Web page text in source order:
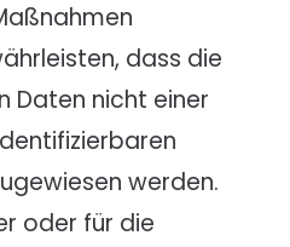
dass die
Daten nicht einer
werden.
oder für die